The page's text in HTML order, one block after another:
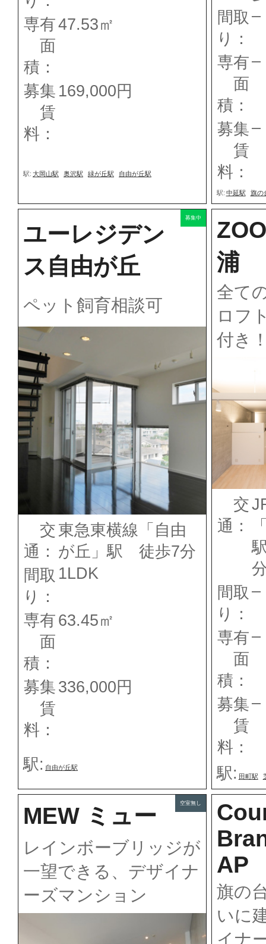
専有
面
積：
47.53㎡
募集
賃
料：
169,000円
駅: 大岡山駅 奥沢駅 緑が丘駅 自由が丘駅
間取
り：
–
専有
面
積：
–
募集
賃
料：
–
駅: 中延駅 旗の
ユーレジデン
ス自由が丘
ペット飼育相談可
交
通：
東急東横線「自由
が丘」駅 徒歩7分
間取
り：
1LDK
専有
面
積：
63.45㎡
募集
賃
料：
336,000円
駅: 自由が丘駅
募集中
浦
全て
ロフ
付き
交
通：
間取
り：
–
専有
面
積：
–
募集
賃
料：
–
駅: 田町駅
MEW ミュー
レインボーブリッジが
一望できる、デザイナ
ーズマンション
空室無し
AP
旗の
いに
イナ